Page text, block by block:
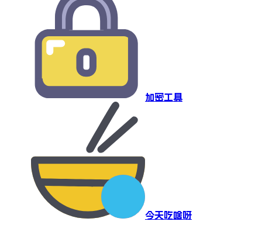
加密工具
今天吃啥呀